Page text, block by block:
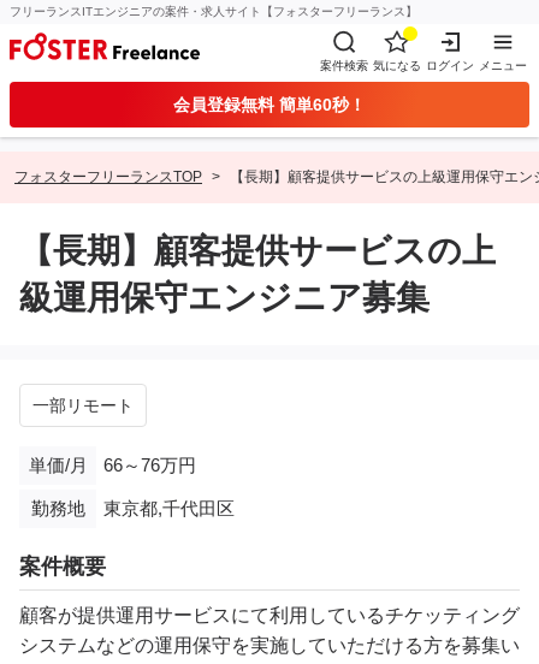
フリーランスITエンジニアの案件・求人サイト【フォスターフリーランス】
案件検索 気になる ログイン メニュー
会員登録無料 簡単60秒！
フォスターフリーランスTOP 【長期】顧客提供サービスの上級運用保守エン
【長期】顧客提供サービスの上
級運用保守エンジニア募集
一部リモート
単価/月 66～76万円
勤務地 東京都,千代田区
案件概要
顧客が提供運用サービスにて利用しているチケッティング
システムなどの運用保守を実施していただける方を募集い